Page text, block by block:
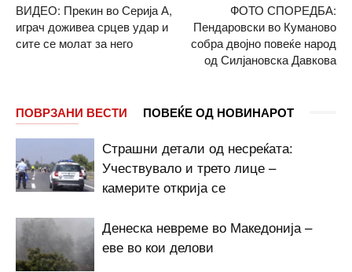
ВИДЕО: Прекин во Серија А,
играч доживеа срцев удар и
сите се молат за него
ФОТО СПОРЕДБА:
Пендаровски во Куманово
собра двојно повеќе народ
од Силјановска Давкова
ПОВРЗАНИ ВЕСТИ ПОВЕЌЕ ОД НОВИНАРОТ
Страшни детали од несреќата:
Учествувало и трето лице –
камерите открија се
Денеска невреме во Македонија –
еве во кои делови